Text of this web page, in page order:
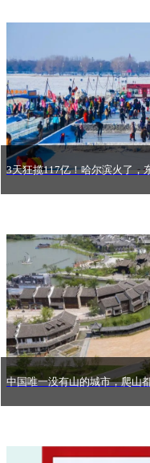
3天狂揽117亿！哈尔滨火了，
中国唯一没有山的城市，爬山